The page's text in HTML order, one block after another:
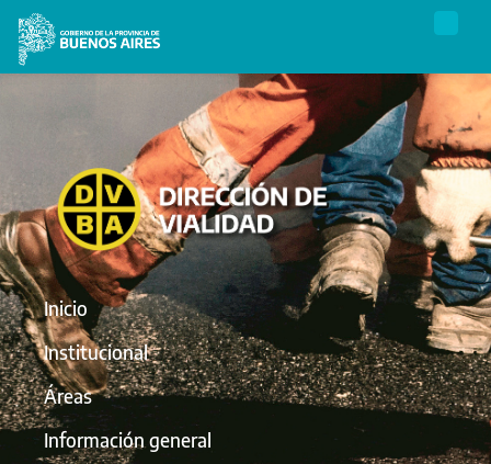
Inicio
Institucional
Áreas
Información general